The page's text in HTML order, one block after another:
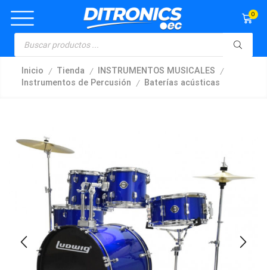
0
Inicio / Tienda / INSTRUMENTOS MUSICALES /
Instrumentos de Percusión / Baterías acústicas